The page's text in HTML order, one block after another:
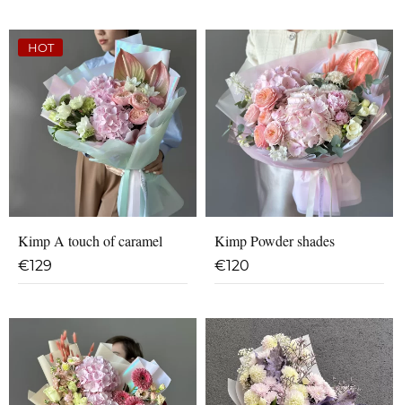
HOT
Kimp A touch of caramel
€129
Kimp Powder shades
€120